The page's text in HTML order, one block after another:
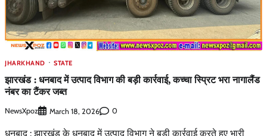
JHARKHAND STATE
झारखंड : धनबाद में उत्पाद विभाग की बड़ी कार्रवाई, कच्चा स्प्रिट भरा नागालैंड
नंबर का टैंकर जब्त
NewsXpoz March 18, 2026 0
धनबाद : झारखंड के धनबाद में उत्पाद विभाग ने बड़ी कार्रवाई करते हुए भारी